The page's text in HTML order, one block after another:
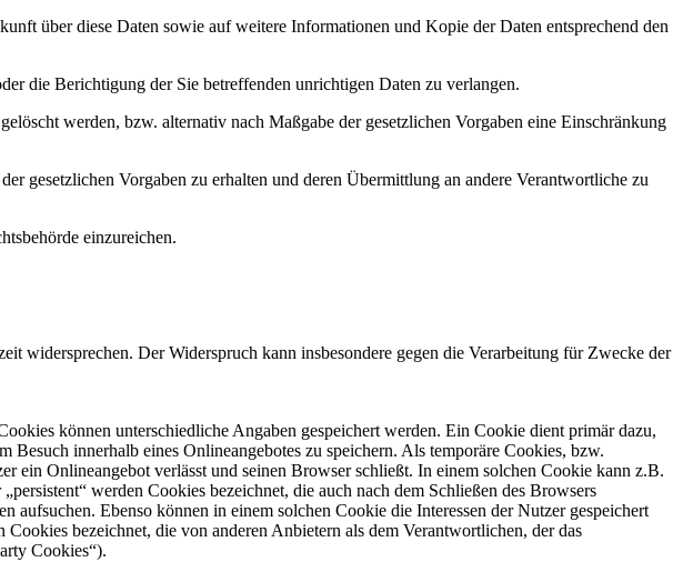
über diese Daten sowie auf weitere Informationen und Kopie der Daten entsprechend den
die Berichtigung der Sie betreffenden unrichtigen Daten zu verlangen.
werden, bzw. alternativ nach Maßgabe der gesetzlichen Vorgaben eine Einschränkung
gesetzlichen Vorgaben zu erhalten und deren Übermittlung an andere Verantwortliche zu
einzureichen.
widersprechen. Der Widerspruch kann insbesondere gegen die Verarbeitung für Zwecke der
können unterschiedliche Angaben gespeichert werden. Ein Cookie dient primär dazu,
innerhalb eines Onlineangebotes zu speichern. Als temporäre Cookies, bzw.
ein Onlineangebot verlässt und seinen Browser schließt. In einem solchen Cookie kann z.B.
werden Cookies bezeichnet, die auch nach dem Schließen des Browsers
aufsuchen. Ebenso können in einem solchen Cookie die Interessen der Nutzer gespeichert
bezeichnet, die von anderen Anbietern als dem Verantwortlichen, der das
Cookies“).